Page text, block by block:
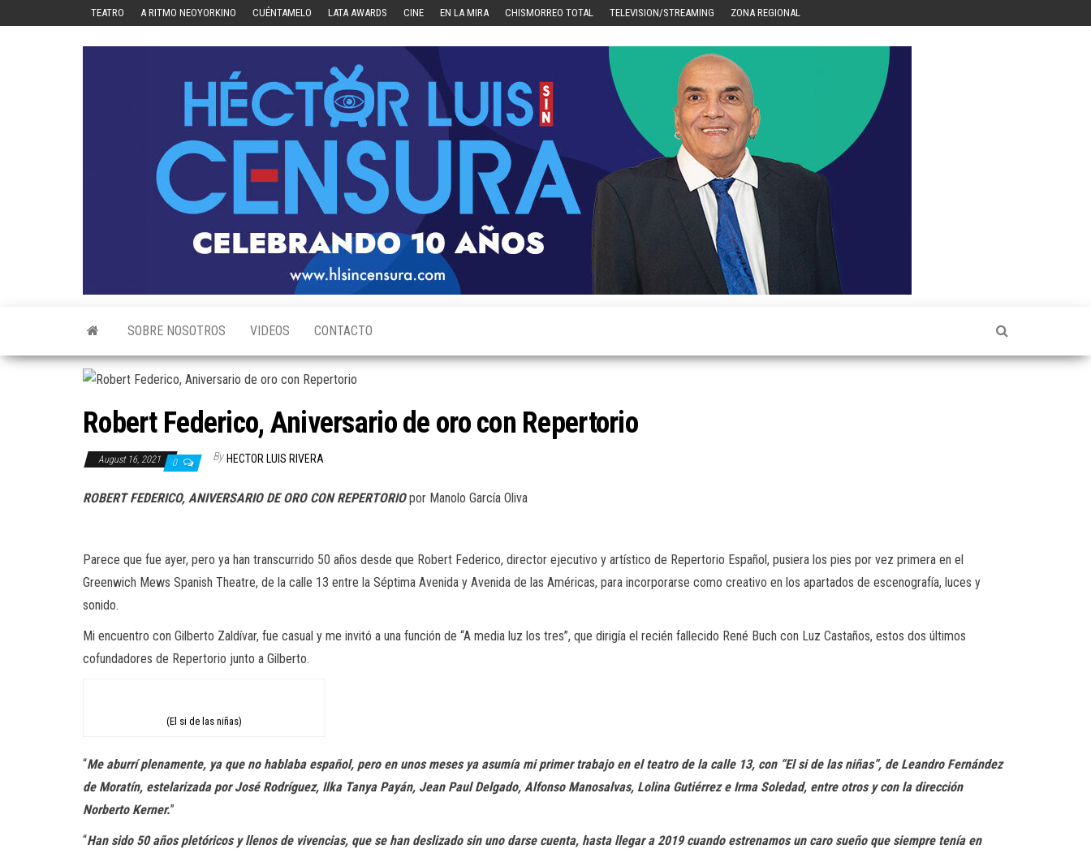
TEATRO A RITMO NEOYORKINO CUÉNTAMELO LATA AWARDS CINE EN LA MIRA CHISMORREO TOTAL TELEVISION/STREAMING ZONA REGIONAL
SOBRE NOSOTROS VIDEOS CONTACTO
Robert Federico, Aniversario de oro con Repertorio
August 16, 2021 0 By HECTOR LUIS RIVERA
ROBERT FEDERICO, ANIVERSARIO DE ORO CON REPERTORIOpor Manolo García Oliva
Parece que fue ayer, pero ya han transcurrido 50 años desde que Robert Federico, director ejecutivo y artístico de Repertorio Español, pusiera los pies por vez primera en el
Greenwich Mews Spanish Theatre, de la calle 13 entre la Séptima Avenida y Avenida de las Américas, para incorporarse como creativo en los apartados de escenografía, luces y
sonido.
Mi encuentro con Gilberto Zaldívar, fue casual y me invitó a una función de “A media luz los tres”, que dirigía el recién fallecido René Buch con Luz Castaños, estos dos últimos
cofundadores de Repertorio junto a Gilberto.
(El si de las niñas)
“Me aburrí plenamente, ya que no hablaba español, pero en unos meses ya asumía mi primer trabajo en el teatro de la calle 13, con “El si de las niñas”, de Leandro Fernández
de Moratín, estelarizada por José Rodríguez, Ilka Tanya Payán, Jean Paul Delgado, Alfonso Manosalvas, Lolina Gutiérrez e Irma Soledad, entre otros y con la dirección
Norberto Kerner.”
“Han sido 50 años pletóricos y llenos de vivencias, que se han deslizado sin uno darse cuenta, hasta llegar a 2019 cuando estrenamos un caro sueño que siempre tenía en